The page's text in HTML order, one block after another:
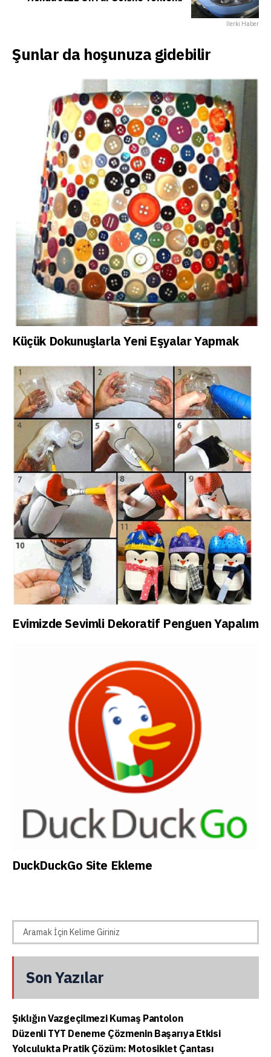
İlerki Haber
Şunlar da hoşunuza gidebilir
Küçük Dokunuşlarla Yeni Eşyalar Yapmak
Evimizde Sevimli Dekoratif Penguen Yapalım
DuckDuckGo Site Ekleme
Son Yazılar
Şıklığın Vazgeçilmezi Kumaş Pantolon
Düzenli TYT Deneme Çözmenin Başarıya Etkisi
Yolculukta Pratik Çözüm: Motosiklet Çantası